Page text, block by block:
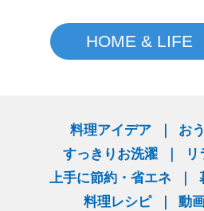
HOME & LIFE
料理アイデア
お
すっきりお洗濯
上手に節約・省エネ
料理レシピ
動